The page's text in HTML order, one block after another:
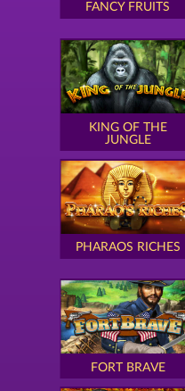
FANCY FRUITS
KING OF THE
JUNGLE
PHARAOS RICHES
FORT BRAVE